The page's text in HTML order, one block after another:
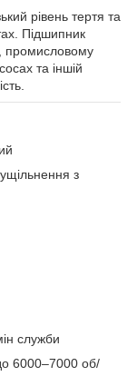
рівень тертя та
Підшипник
промисловому
та іншій
з
служби
6000–7000 об/